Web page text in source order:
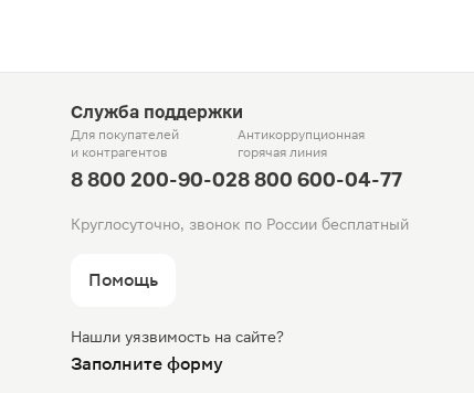
Служба поддержки
Для покупателей
и контрагентов
8 800 200-90-02
Антикоррупционная
горячая линия
8 800 600-04-77
Круглосуточно, звонок по России бесплатный
Помощь
Нашли уязвимость на сайте?
Заполните форму